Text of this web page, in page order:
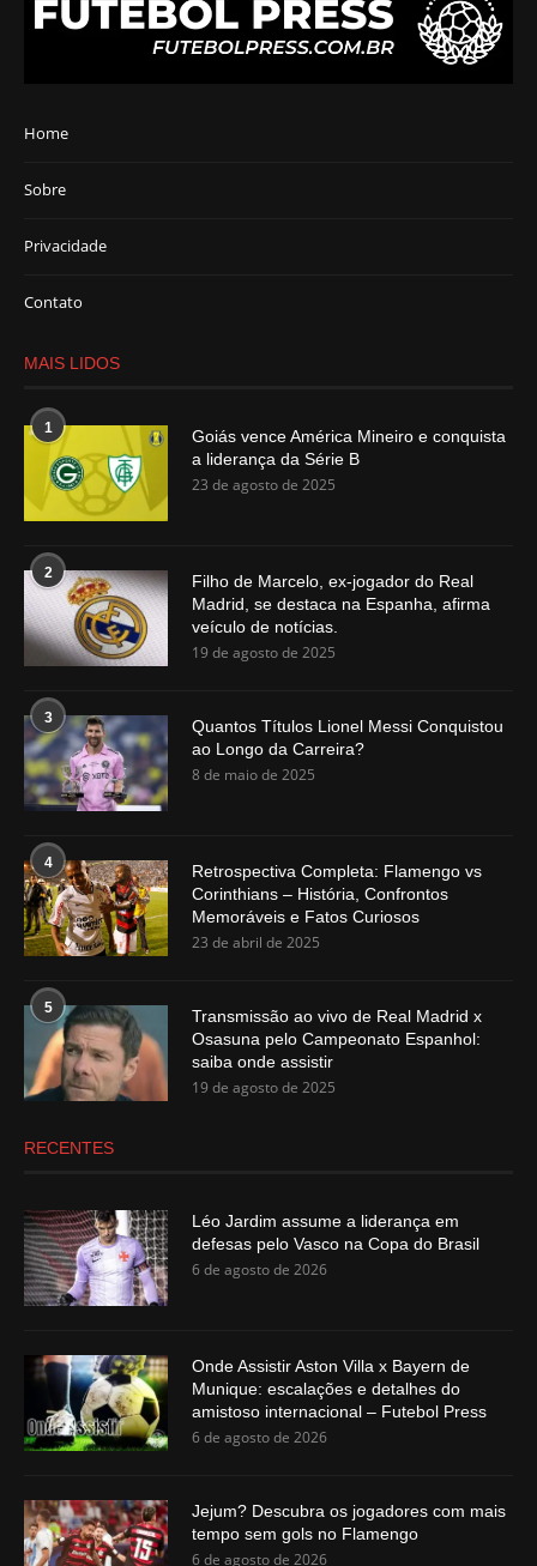
Home
Sobre
Privacidade
Contato
MAIS LIDOS
1
Goiás vence América Mineiro e conquista
a liderança da Série B
23 de agosto de 2025
2
Filho de Marcelo, ex-jogador do Real
Madrid, se destaca na Espanha, afirma
veículo de notícias.
19 de agosto de 2025
3
Quantos Títulos Lionel Messi Conquistou
ao Longo da Carreira?
8 de maio de 2025
4
Retrospectiva Completa: Flamengo vs
Corinthians – História, Confrontos
Memoráveis e Fatos Curiosos
23 de abril de 2025
5
Transmissão ao vivo de Real Madrid x
Osasuna pelo Campeonato Espanhol:
saiba onde assistir
19 de agosto de 2025
RECENTES
Léo Jardim assume a liderança em
defesas pelo Vasco na Copa do Brasil
6 de agosto de 2026
Onde Assistir Aston Villa x Bayern de
Munique: escalações e detalhes do
amistoso internacional – Futebol Press
6 de agosto de 2026
Jejum? Descubra os jogadores com mais
tempo sem gols no Flamengo
6 de agosto de 2026